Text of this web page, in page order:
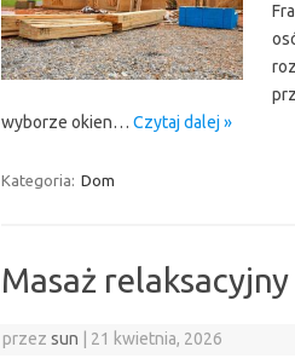
wyborze okien… Czytaj dalej »
Kategoria: Dom
Masaż
przezsun 21 kwietnia, 2026